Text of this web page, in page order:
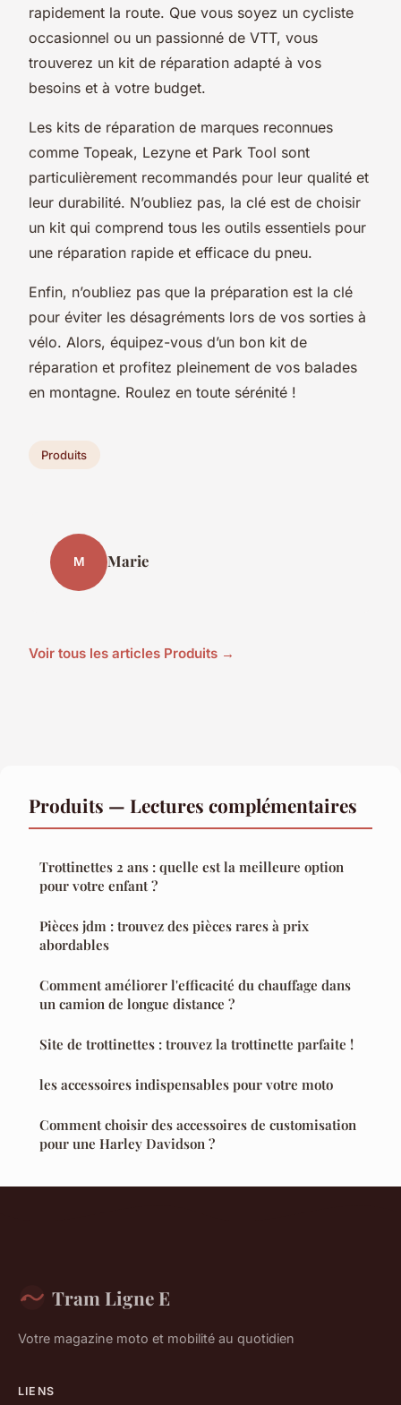
rapidement la route. Que vous soyez un cycliste
occasionnel ou un passionné de VTT, vous
trouverez un kit de réparation adapté à vos
besoins et à votre budget.
Les kits de réparation de marques reconnues
comme Topeak, Lezyne et Park Tool sont
particulièrement recommandés pour leur qualité et
leur durabilité. N’oubliez pas, la clé est de choisir
un kit qui comprend tous les outils essentiels pour
une réparation rapide et efficace du pneu.
Enfin, n’oubliez pas que la préparation est la clé
pour éviter les désagréments lors de vos sorties à
vélo. Alors, équipez-vous d’un bon kit de
réparation et profitez pleinement de vos balades
en montagne. Roulez en toute sérénité !
Produits
M Marie
Voir tous les articles Produits →
Produits — Lectures complémentaires
Trottinettes 2 ans : quelle est la meilleure option
pour votre enfant ?
Pièces jdm : trouvez des pièces rares à prix
abordables
Comment améliorer l'efficacité du chauffage dans
un camion de longue distance ?
Site de trottinettes : trouvez la trottinette parfaite !
les accessoires indispensables pour votre moto
Comment choisir des accessoires de customisation
pour une Harley Davidson ?
Tram Ligne E
Votre magazine moto et mobilité au quotidien
LIENS